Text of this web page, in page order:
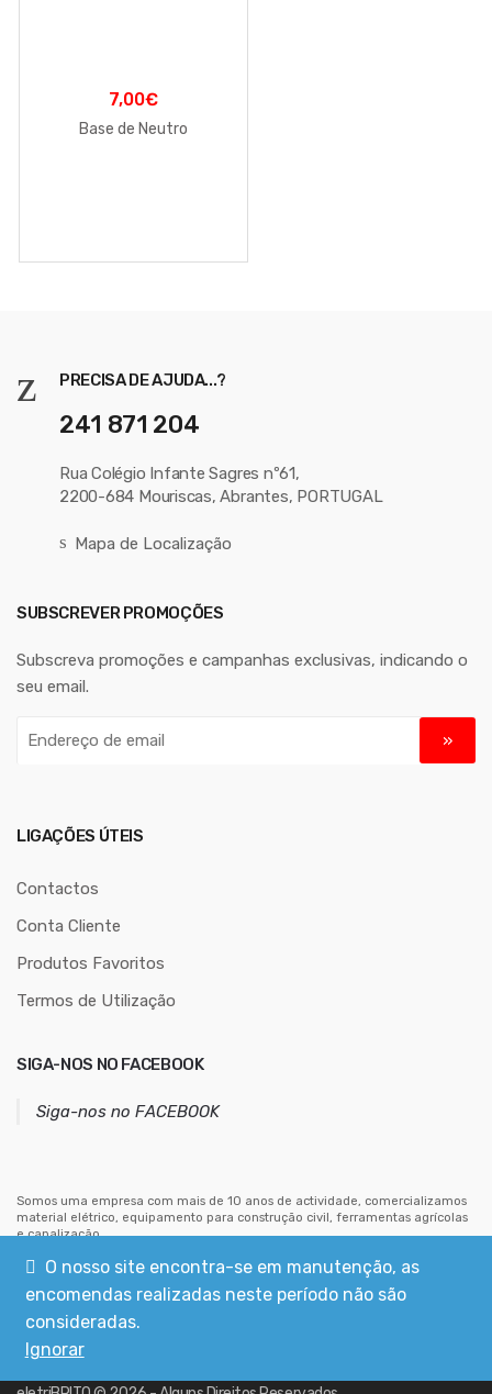
7,00€
Base de Neutro
PRECISA DE AJUDA...?
241 871 204
Rua Colégio Infante Sagres nº61,
2200-684 Mouriscas, Abrantes, PORTUGAL
Mapa de Localização
SUBSCREVER PROMOÇÕES
Subscreva promoções e campanhas exclusivas, indicando o
seu email.
r
ç
e
e
i
LIGAÇÕES ÚTEIS
Contactos
Conta Cliente
Produtos Favoritos
Termos de Utilização
SIGA-NOS NO FACEBOOK
Siga-nos no FACEBOOK
Somos uma empresa com mais de 10 anos de actividade, comercializamos
material elétrico, equipamento para construção civil, ferramentas agrícolas
e canalização.
O nosso site encontra-se em manutenção, as
encomendas realizadas neste período não são
consideradas.
Ignorar